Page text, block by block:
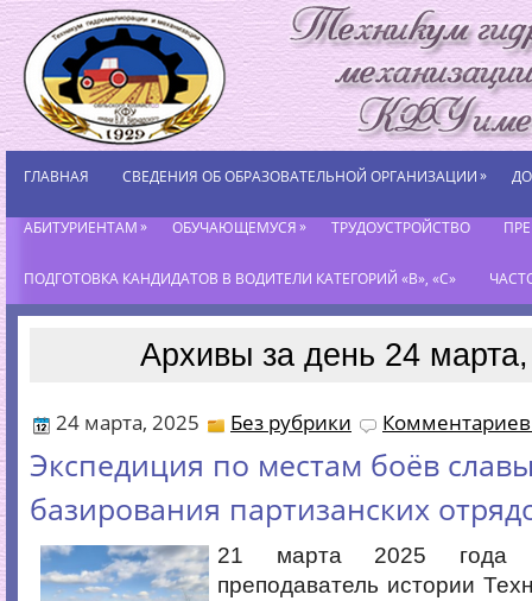
ГЛАВНАЯ СВЕДЕНИЯ ОБ ОБРАЗОВАТЕЛЬНОЙ ОРГАНИЗАЦИИ»
АБИТУРИЕНТАМ» ОБУЧАЮЩЕМУСЯ» ТРУДОУСТРОЙСТВО
ПОДГОТОВКА КАНДИДАТОВ В ВОДИТЕЛИ КАТЕГОРИЙ «В», «С»
Архивы за день 24
24 марта, 2025 Без рубрики Комментариев
Экспедиция по местам боёв
базирования партизанских
21 марта 2025
преподаватель истории